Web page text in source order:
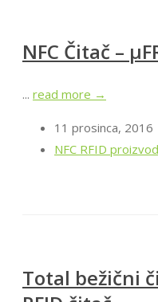
NFC Čitač –
... read more →
11 prosinca, 2016
NFC RFID
Total bežični